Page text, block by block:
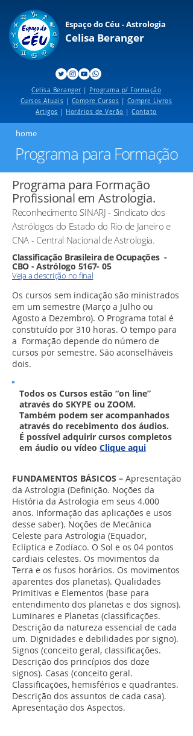
Espaço do Céu - Astrologia
Celisa Beranger
Celisa Beranger | Programa p/ Formação
Cursos Atuais | Compre Cursos | Compre Livros
Artigos | Horários de Verão |Contato
home
Programa para Formação
Programa para Formação
Profissional em Astrologia.
Reconhecimento SINARJ - Sindicato dos
Astrólogos do Estado do Rio de Janeiro e
CNA - Central Nacional de Astrologia.
Classificação Brasileira de Ocupações -
CBO - Astrólogo 5167- 05
Veja a descrição no final
Os cursos sem indicação são ministrados
em um semestre (Março a Julho ou
Agosto a Dezembro). O Programa total é
constituído por 310 horas. O tempo para
a Formação depende do número de
cursos por semestre. São aconselháveis
dois.
Todos os Cursos estão “on line”
através do SKYPE ou ZOOM.
Também podem ser acompanhados
através do recebimento dos áudios.
É possível adquirir cursos completos
em áudio ou vídeo Clique aqui
FUNDAMENTOS BÁSICOS – Apresentação
da Astrologia (Definição. Noções da
História da Astrologia em seus 4.000
anos. Informação das aplicações e usos
desse saber). Noções de Mecânica
Celeste para Astrologia (Equador,
Eclíptica e Zodíaco. O Sol e os 04 pontos
cardiais celestes. Os movimentos da
Terra e os fusos horários. Os movimentos
aparentes dos planetas). Qualidades
Primitivas e Elementos (base para
entendimento dos planetas e dos signos).
Luminares e Planetas (classificações.
Descrição da natureza essencial de cada
um. Dignidades e debilidades por signo).
Signos (conceito geral, classificações.
Descrição dos princípios dos doze
signos). Casas (conceito geral.
Classificações, hemisférios e quadrantes.
Descrição dos assuntos de cada casa).
Apresentação dos Aspectos.